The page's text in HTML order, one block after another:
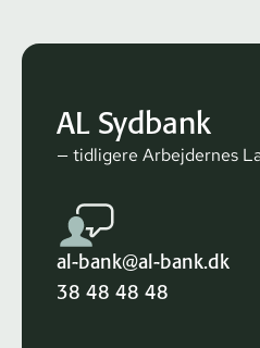
AL Sydbank
— tidligere Arbejdernes
al-bank@al-bank.dk
38 48 48 48